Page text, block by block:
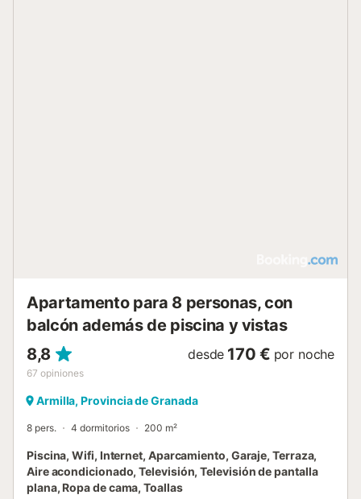
Apartamento para 8 personas, con
balcón además de piscina y vistas
8,8
67 opiniones
desde 170 € por noche
Armilla, Provincia de Granada
8 pers. 4 dormitorios 200 m²
Piscina, Wifi, Internet, Aparcamiento, Garaje, Terraza,
Aire acondicionado, Televisión, Televisión de pantalla
plana, Ropa de cama, Toallas